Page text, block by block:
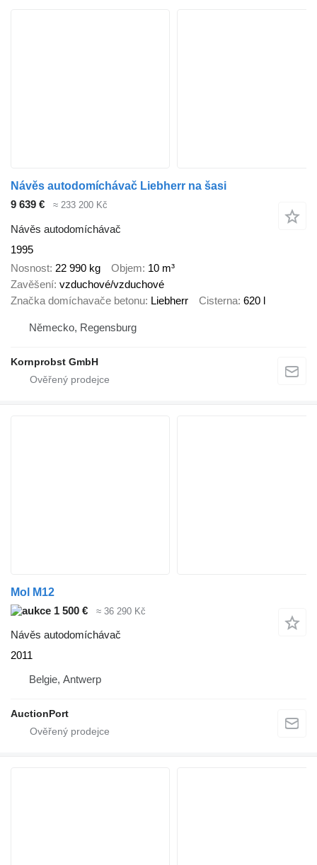
Návěs autodomíchávač Liebherr na šasi
9 639 €
≈ 233 200 Kč
Návěs autodomíchávač
1995
Nosnost 22 990 kg Objem 10 m³
Zavěšení vzduchové/vzduchové
Značka domíchavače betonu Liebherr Cisterna 620 l
Německo, Regensburg
Kornprobst GmbH
Mol M12
1 500 €
≈ 36 290 Kč
Návěs autodomíchávač
2011
Belgie, Antwerp
AuctionPort